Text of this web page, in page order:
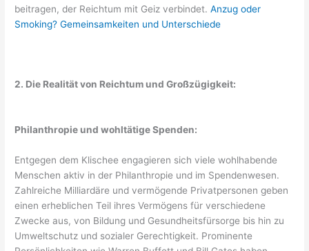
beitragen, der Reichtum mit Geiz verbindet.Anzug oder
Smoking? Gemeinsamkeiten und Unterschiede
2. Die Realität von Reichtum und Großzügigkeit:
Philanthropie und wohltätige Spenden:
Entgegen dem Klischee engagieren sich viele wohlhabende
Menschen aktiv in der Philanthropie und im Spendenwesen.
Zahlreiche Milliardäre und vermögende Privatpersonen geben
einen erheblichen Teil ihres Vermögens für verschiedene
Zwecke aus, von Bildung und Gesundheitsfürsorge bis hin zu
Umweltschutz und sozialer Gerechtigkeit. Prominente